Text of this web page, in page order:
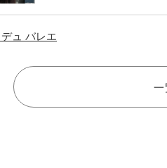
ュ バレエ